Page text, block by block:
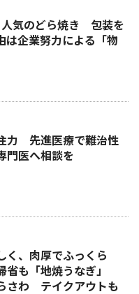
気のどら焼き 包装を
企業努力による「物
力 先進医療で難治性
医へ相談を
く、肉厚でふっくら
も「地焼うなぎ」
さわ テイクアウトも